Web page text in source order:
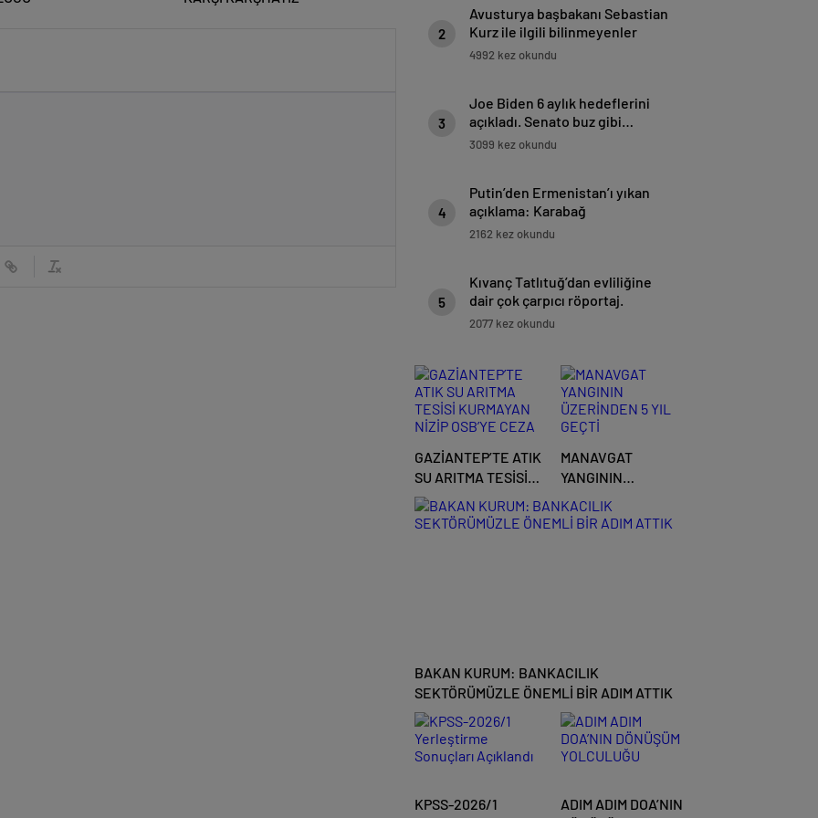
2
Avusturya başbakanı Sebastian
Kurz ile ilgili bilinmeyenler
4992 kez okundu
3
Joe Biden 6 aylık hedeflerini
açıkladı. Senato buz gibi…
3099 kez okundu
4
Putin’den Ermenistan’ı yıkan
açıklama: Karabağ
Azerbaycan’ın ayrılmaz bir
2162 kez okundu
5
Kıvanç Tatlıtuğ’dan evliliğine
dair çok çarpıcı röportaj.
2077 kez okundu
GAZİANTEP’TE ATIK
SU ARITMA TESİSİ
KURMAYAN NİZİP
OSB’YE CEZA
MANAVGAT
YANGININ
ÜZERİNDEN 5 YIL
GEÇTİ
BAKAN KURUM: BANKACILIK
SEKTÖRÜMÜZLE ÖNEMLİ BİR ADIM ATTIK
KPSS-2026/1
ADIM ADIM DOA’NIN